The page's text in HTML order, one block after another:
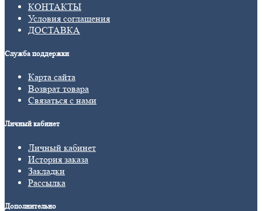
КОНТАКТЫ
Условия соглашения
ДОСТАВКА
Служба поддержки
Карта сайта
Возврат товара
Связаться с нами
Личный кабинет
Личный кабинет
История заказа
Закладки
Рассылка
Дополнительно